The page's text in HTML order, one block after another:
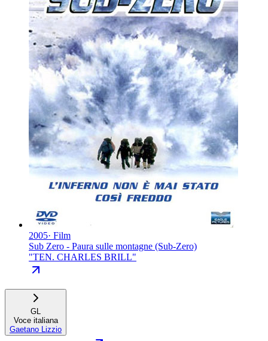
2005· Film
Sub Zero - Paura sulle montagne (Sub-Zero)
"TEN. CHARLES BRILL"
GL
Voce italiana
Gaetano Lizzio